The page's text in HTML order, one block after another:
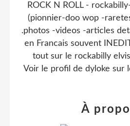
ROCK N ROLL -
(pionnier-doo wop -
.photos -videos -articles
en Francais souvent
tout sur le rockabilly
Voir le profil de dyloke sur
À